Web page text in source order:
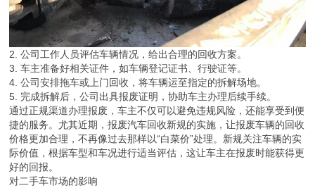
2. 公司工作人员评估车辆情况，给出合理的回收方案。
3. 车主准备好相关证件，如车辆登记证书、行驶证等。
4. 公司安排拖车或上门回收，将车辆运至指定的拆解场地。
5. 完成拆解后，公司出具报废证明，协助车主办理后续手续。
通过正规渠道办理报废，车主不仅可以避免违规风险，还能享受到便
捷的服务。尤其近期，报废汽车回收新规的实施，让报废车辆的回收
价格更加合理，不再像过去那样以“白菜价”处理。新规关注车辆的实
际价值，根据车型和车况进行适当评估，这让车主在报废时能获得更
好的回报。
对二手车市场的影响